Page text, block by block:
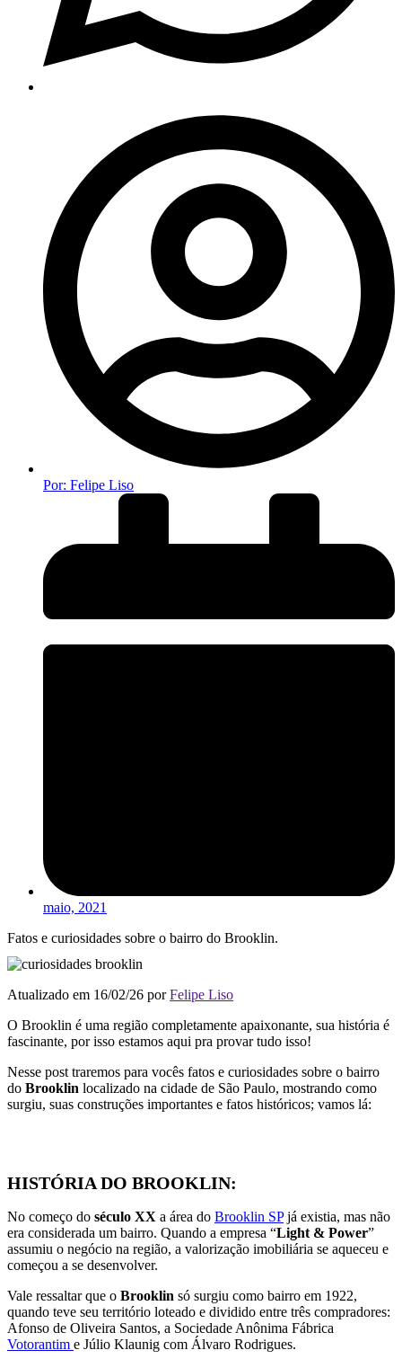
Por: Felipe Liso
maio, 2021
Fatos e curiosidades sobre o bairro do Brooklin.
Atualizado em 16/02/26 porFelipe Liso
O Brooklin é uma região completamente apaixonante, sua história é
fascinante, por isso estamos aqui pra provar tudo isso!
Nesse post traremos para vocês fatos e curiosidades sobre o bairro
do Brooklin localizado na cidade de São Paulo, mostrando como
surgiu, suas construções importantes e fatos históricos; vamos lá:
HISTÓRIA DO BROOKLIN:
No começo do século XX a área do Brooklin SPjá existia, mas não
era considerada um bairro. Quando a empresa “Light & Power”
assumiu o negócio na região, a valorização imobiliária se aqueceu e
começou a se desenvolver.
Vale ressaltar que o Brooklin só surgiu como bairro em 1922,
quando teve seu território loteado e dividido entre três compradores:
Afonso de Oliveira Santos, a Sociedade Anônima Fábrica
Votorantim e Júlio Klaunig com Álvaro Rodrigues.